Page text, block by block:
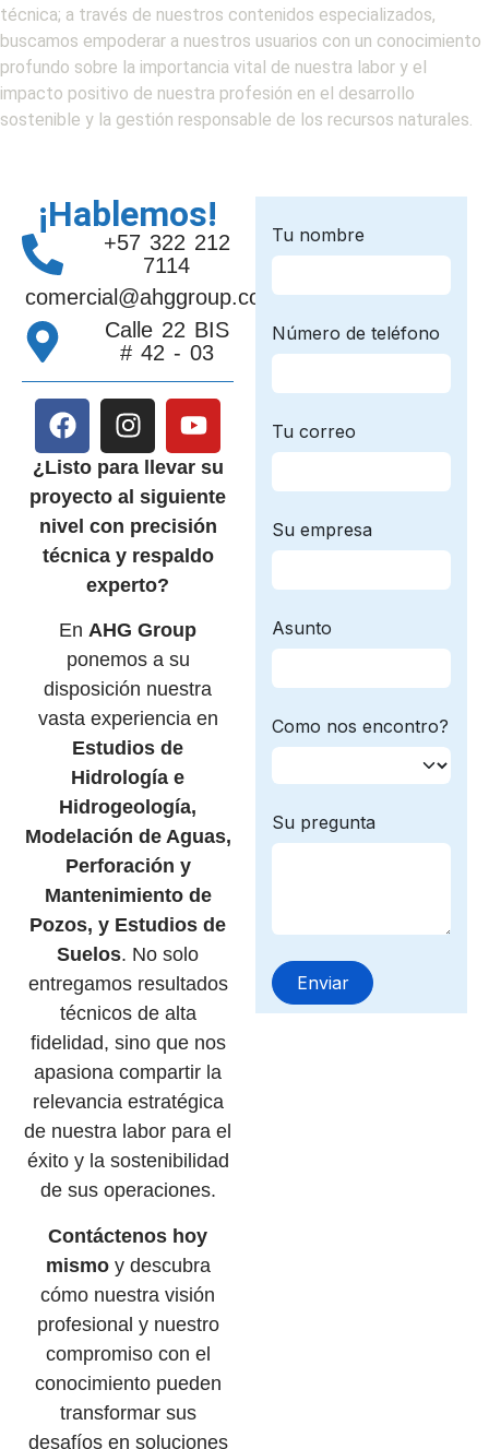
técnica; a través de nuestros contenidos especializados,
buscamos empoderar a nuestros usuarios con un conocimiento
profundo sobre la importancia vital de nuestra labor y el
impacto positivo de nuestra profesión en el desarrollo
sostenible y la gestión responsable de los recursos naturales.
¡Hablemos!
+57 322 212
7114
comercial@ahggroup.com.co
Calle 22 BIS
# 42 - 03
¿Listo para llevar su
proyecto al siguiente
nivel con precisión
técnica y respaldo
experto?
En AHG Group
ponemos a su
disposición nuestra
vasta experiencia en
Estudios de
Hidrología e
Hidrogeología,
Modelación de Aguas,
Perforación y
Mantenimiento de
Pozos, y Estudios de
Suelos. No solo
entregamos resultados
técnicos de alta
fidelidad, sino que nos
apasiona compartir la
relevancia estratégica
de nuestra labor para el
éxito y la sostenibilidad
de sus operaciones.
Contáctenos hoy
mismoy descubra
cómo nuestra visión
profesional y nuestro
compromiso con el
conocimiento pueden
transformar sus
desafíos en soluciones